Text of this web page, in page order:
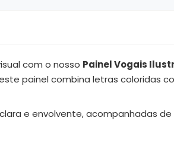
com o nosso Painel Vogais
painel combina letras coloridas
e envolvente, acompanhadas